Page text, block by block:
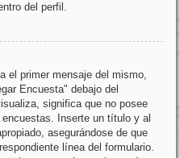
del perfil.
el primer mensaje del mismo,
Encuesta" debajo del
significa que no posee
Inserte un título y al
asegurándose de que
línea del formulario.